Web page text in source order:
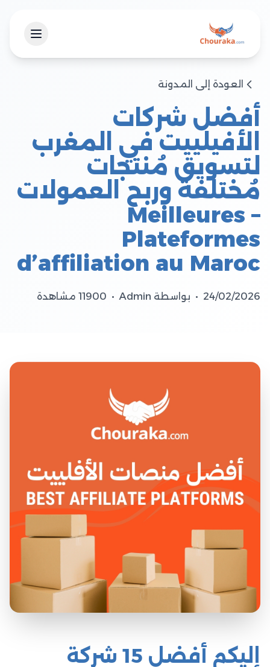
العودة إلى المدونة
أفضل شركات
الأفيلييت في المغرب
لتسويق مُنتجات
مُختلفة وربح العمولات
– Meilleures
Plateformes
d’affiliation au Maroc
24/02/2026
• بواسطة Admin • 11900 مشاهدة
إليكم أفضل 15 شركة